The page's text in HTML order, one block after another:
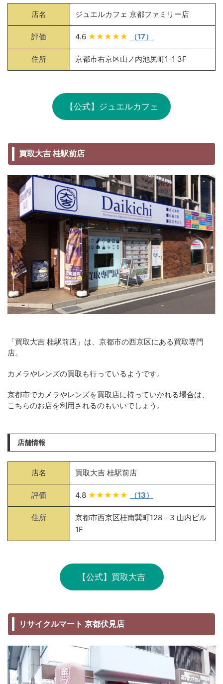
店名 ジュエルカフェ 京都ファミリー店
評価 4.6 ★★★★★ （17）
住所 京都市右京区山ノ内池尻町1-1 3F
【公式】ジュエルカフェ
買取大吉 桂駅前店
「買取大吉 桂駅前店」は、京都市の西京区にある買取専門
店。
カメラやレンズの買取も行っているようです。
京都市でカメラやレンズを買取店に持っていかれる場合は、
こちらのお店を利用されるのもいいでしょう。
店舗情報
店名 買取大吉 桂駅前店
評価 4.8 ★★★★★ （13）
住所
京都市西京区桂南巽町128－3 山内ビル
1F
【公式】買取大吉
リサイクルマート 京都伏見店